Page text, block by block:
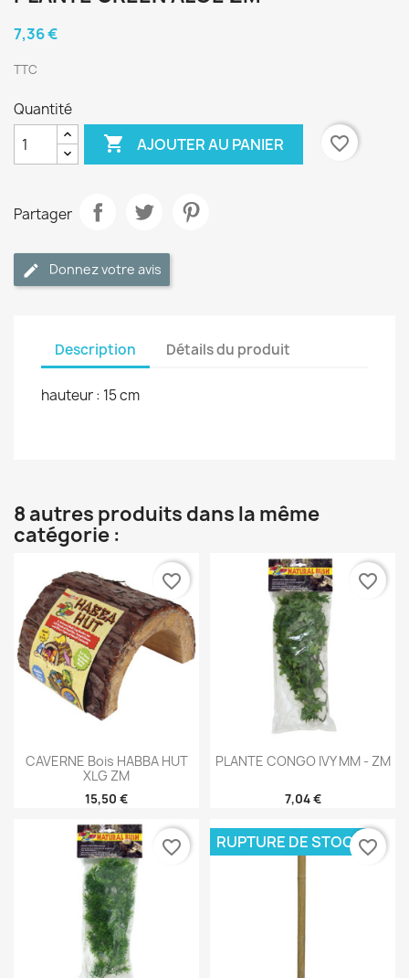
7,36 €
TTC
Quantité
 AJOUTER AU PANIER favorite_border
Partager
Donnez votre avis
Description Détails du produit
hauteur : 15 cm
8 autres produits dans la même
catégorie :
CAVERNE Bois HABBA HUT
XLG ZM
15,50 €
favorite_border
PLANTE CONGO IVY MM - ZM
7,04 €
favorite_border
favorite_border RUPTURE DE STOCKfavorite_border